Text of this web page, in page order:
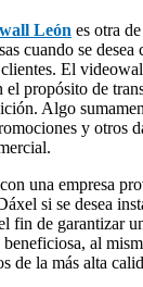
León es otra
cuando se desea
El
el propósito de
Algo
y otros
una empresa
si se desea
fin de garantizar
al
de la más alta